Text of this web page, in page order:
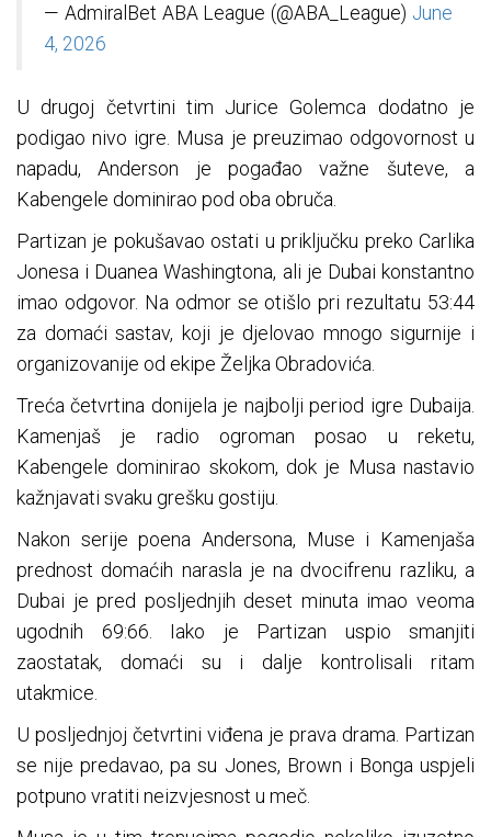
— AdmiralBet ABA League (@ABA_League) June
4, 2026
U drugoj četvrtini tim Jurice Golemca dodatno je
podigao nivo igre. Musa je preuzimao odgovornost u
napadu, Anderson je pogađao važne šuteve, a
Kabengele dominirao pod oba obruča.
Partizan je pokušavao ostati u priključku preko Carlika
Jonesa i Duanea Washingtona, ali je Dubai konstantno
imao odgovor. Na odmor se otišlo pri rezultatu 53:44
za domaći sastav, koji je djelovao mnogo sigurnije i
organizovanije od ekipe Željka Obradovića.
Treća četvrtina donijela je najbolji period igre Dubaija.
Kamenjaš je radio ogroman posao u reketu,
Kabengele dominirao skokom, dok je Musa nastavio
kažnjavati svaku grešku gostiju.
Nakon serije poena Andersona, Muse i Kamenjaša
prednost domaćih narasla je na dvocifrenu razliku, a
Dubai je pred posljednjih deset minuta imao veoma
ugodnih 69:66. Iako je Partizan uspio smanjiti
zaostatak, domaći su i dalje kontrolisali ritam
utakmice.
U posljednjoj četvrtini viđena je prava drama. Partizan
se nije predavao, pa su Jones, Brown i Bonga uspjeli
potpuno vratiti neizvjesnost u meč.